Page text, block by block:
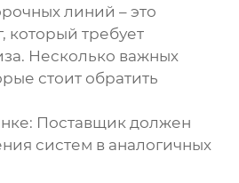
линий – это
который требует
Несколько важных
стоит обратить
: Поставщик должен
систем в аналогичных